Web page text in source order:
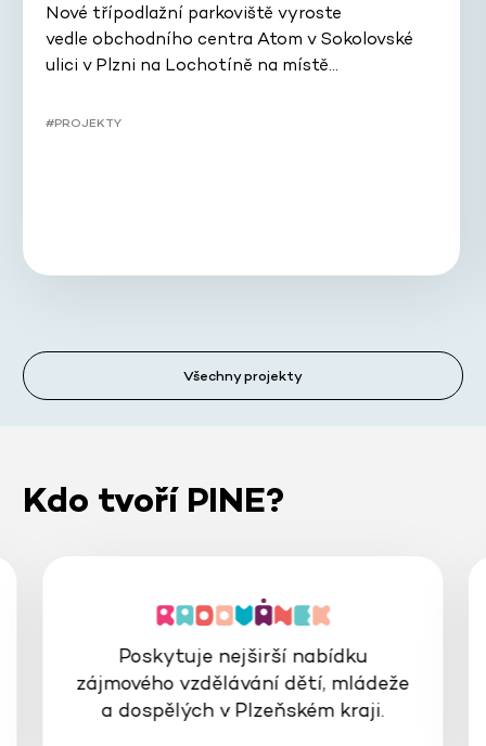
Nové třípodlažní parkoviště vyroste
vedle obchodního centra Atom v Sokolovské
ulici v Plzni na Lochotíně na místě…
#PROJEKTY
Všechny projekty
Kdo tvoří PINE?
Poskytuje nejširší nabídku
zájmového vzdělávání dětí, mládeže
a dospělých v Plzeňském kraji.